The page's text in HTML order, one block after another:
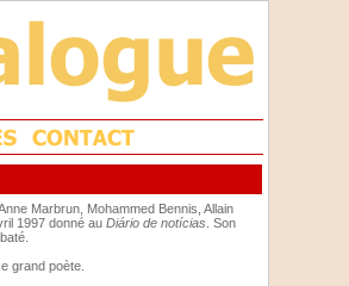
Marbrun, Mohammed Bennis, Allain
1997 donné au Diário de notícias . Son
grand poète.